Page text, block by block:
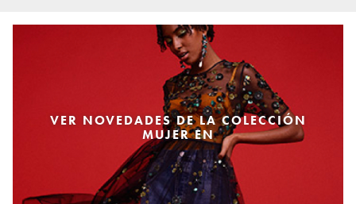
VER NOVEDADES DE LA COLECCIÓN
MUJER EN